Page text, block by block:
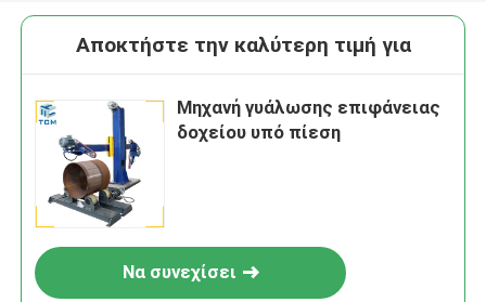
Αποκτήστε την καλύτερη τιμή για
Μηχανή γυάλωσης επιφάνειας
δοχείου υπό πίεση
Να συνεχίσει